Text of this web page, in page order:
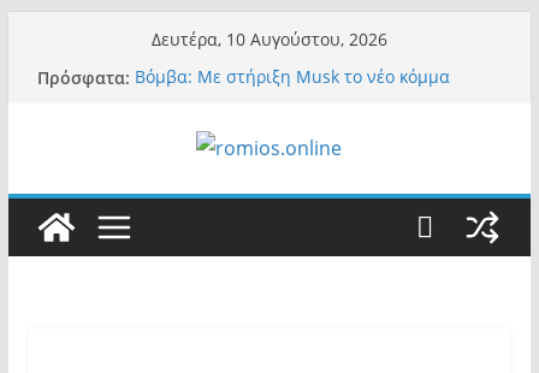
περιεχόμενο
Δευτέρα, 10 Αυγούστου, 2026
Πρόσφατα: Βόμβα: Με στήριξη Musk το νέο κόμμα
πανικό, πατριωτικό τσουνάμι σαρώνει την
εγκλήματά του στην πανδημία – Στην Ελλάδα
τον έκαναν μέλος της Ακαδημίας Αθηνών!
Οι ρυθμιστές – Σαμαράς και Κασιδιάρης θα